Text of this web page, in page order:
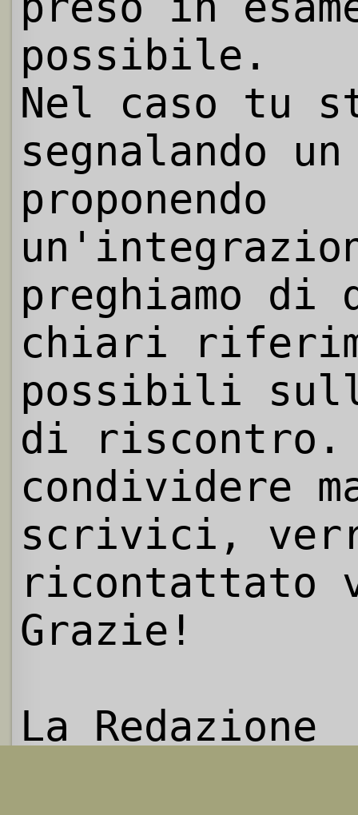
possibile.
Nel caso tu
segnalando
proponendo
preghiamo
chiari
possibili
di riscontro.
condividere
scrivici,
ricontattato
Grazie!
La Redazione